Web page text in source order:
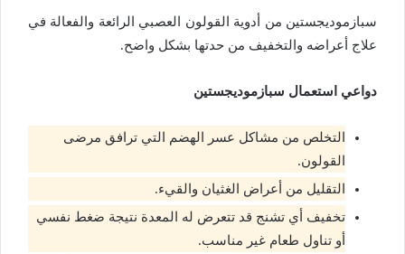
سبازموديجستين من أدوية القولون العصبي الرائعة والفعالة في
علاج أعراضه والتخفيف من حدتها بشكل واضح.
دواعي استعمال سبازموديجستين
التخلص من مشاكل عسر الهضم التي ترافق مرضى
القولون.
التقليل من أعراض الغثيان والقيء.
تخفيف أي تشنج قد تتعرض له المعدة نتيجة ضغط نفسي
أو تناول طعام غير مناسب.